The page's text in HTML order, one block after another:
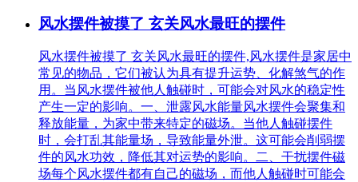
风水摆件被摸了 玄关风水最旺的摆件
风水摆件被摸了 玄关风水最旺的摆件,风水摆件是家居中
常见的物品，它们被认为具有提升运势、化解煞气的作
用。当风水摆件被他人触碰时，可能会对风水的稳定性
产生一定的影响。一、泄露风水能量风水摆件会聚集和
释放能量，为家中带来特定的磁场。当他人触碰摆件
时，会打乱其能量场，导致能量外泄。这可能会削弱摆
件的风水功效，降低其对运势的影响。二、干扰摆件磁
场每个风水摆件都有自己的磁场，而他人触碰时可能会